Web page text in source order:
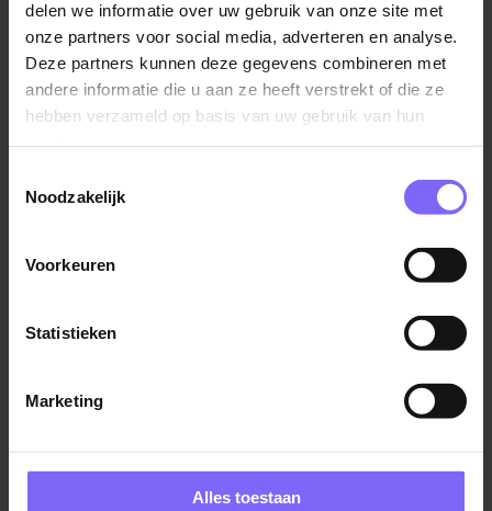
delen we informatie over uw gebruik van onze site met
onze partners voor social media, adverteren en analyse.
Deze partners kunnen deze gegevens combineren met
andere informatie die u aan ze heeft verstrekt of die ze
hebben verzameld op basis van uw gebruik van hun
Noodzakelijk
Voorkeuren
Statistieken
Marketing
Alles toestaan
Speur door het brede scala aan banen in jouw buurt!
Wie weet ontdek jij de ideale werkplek voor jouw
vaardigheden en interesses!
Vul hier je Skillsprofiel in
voor de ideale